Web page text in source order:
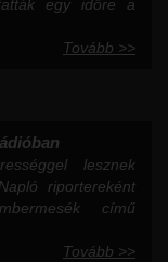
egy időre a
Tovább >>
lesznek
riportereként
című
Tovább >>